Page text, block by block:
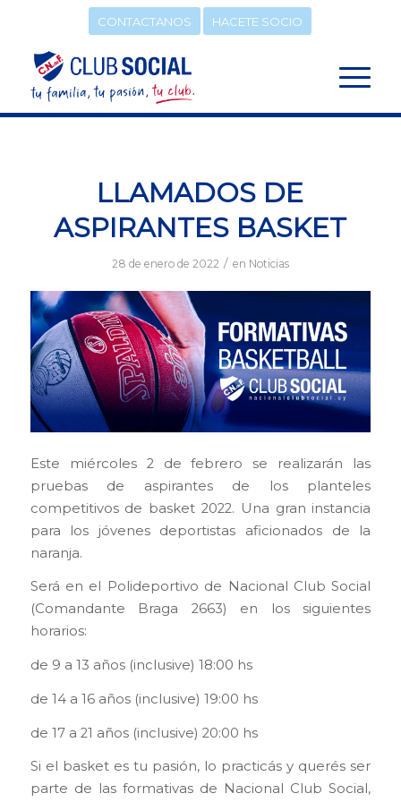
CONTACTANOS HACETE SOCIO
LLAMADOS DE
ASPIRANTES BASKET
28 de enero de 2022 / en Noticias
Este miércoles 2 de febrero se realizarán las
pruebas de aspirantes de los planteles
competitivos de basket 2022. Una gran instancia
para los jóvenes deportistas aficionados de la
naranja.
Será en el Polideportivo de Nacional Club Social
(Comandante Braga 2663) en los siguientes
horarios:
de 9 a 13 años (inclusive) 18:00 hs
de 14 a 16 años (inclusive) 19:00 hs
de 17 a 21 años (inclusive) 20:00 hs
Si el basket es tu pasión, lo practicás y querés ser
parte de las formativas de Nacional Club Social,